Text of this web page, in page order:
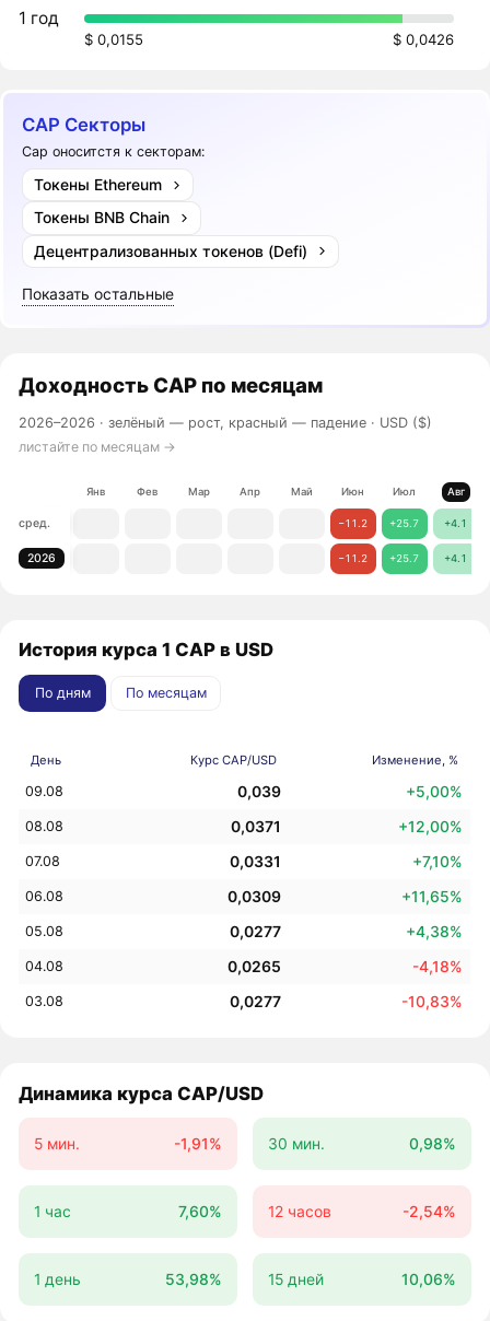
1 год
$ 0,0155 $ 0,0426
CAP Секторы
Cap оноситстя к секторам:
Токены Ethereum
Токены BNB Chain
Децентрализованных токенов (Defi)
Показать остальные
Доходность CAP по месяцам
2026–2026 ·зелёный — рост, красный — падение · USD ($)
листайте по месяцам →
Янв Фев Мар Апр Май Июн Июл Авг
сред. −11.2 +25.7 +4.1
2026 −11.2 +25.7 +4.1
История курса 1 CAP в USD
По дням По месяцам
День Курс CAP/USD Изменение, %
09.08 0,039 +5,00%
08.08 0,0371 +12,00%
07.08 0,0331 +7,10%
06.08 0,0309 +11,65%
05.08 0,0277 +4,38%
04.08 0,0265 -4,18%
03.08 0,0277 -10,83%
Динамика курса CAP/USD
5 мин. -1,91% 30 мин. 0,98%
1 час 7,60% 12 часов -2,54%
1 день 53,98% 15 дней 10,06%